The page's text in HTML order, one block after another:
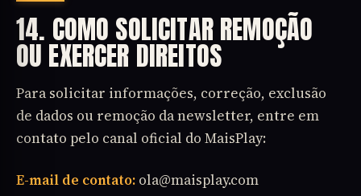
14. COMO SOLICITAR REMOÇÃO
OU EXERCER DIREITOS
Para solicitar informações, correção, exclusão
de dados ou remoção da newsletter, entre em
contato pelo canal oficial do MaisPlay:
E-mail de contato: ola@maisplay.com